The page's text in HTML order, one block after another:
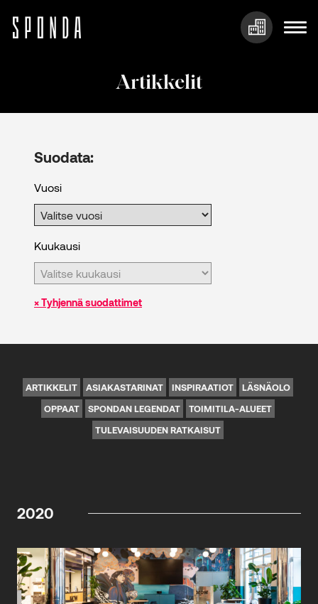
Artikkelit
Suodata:
Vuosi
Kuukausi
× Tyhjennä suodattimet
ARTIKKELIT ASIAKASTARINAT INSPIRAATIOT
LÄSNÄOLO
OPPAAT
SPONDAN LEGENDAT
TOIMITILA-ALUEET
TULEVAISUUDEN RATKAISUT
2020